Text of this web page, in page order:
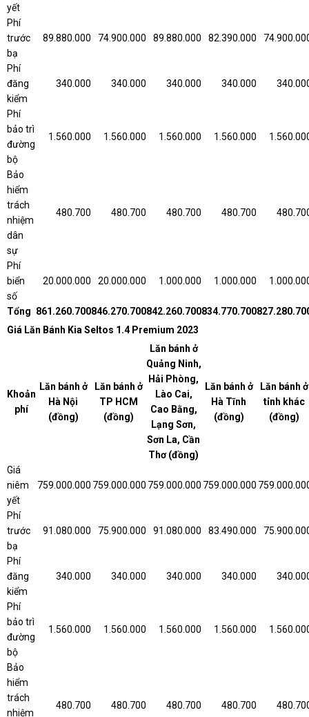
yết
Phí
trước
bạ
89.880.000 74.900.000 89.880.000 82.390.000
Phí
đăng
kiểm
340.000 340.000 340.000 340.000
Phí
bảo trì
đường
bộ
1.560.000 1.560.000 1.560.000 1.560.000
Bảo
hiểm
trách
nhiệm
dân
sự
480.700 480.700 480.700 480.700
Phí
biển
số
20.000.000 20.000.000 1.000.000 1.000.000
Tổng 861.260.700846.270.700842.260.700834.770.700
Giá Lăn Bánh Kia Seltos 1.4 Premium 2023
Khoản
phí
Lăn bánh ở
Hà Nội
(đồng)
Lăn bánh ở
TP HCM
(đồng)
Lăn bánh ở
Quảng Ninh,
Hải Phòng,
Lào Cai,
Cao Bằng,
Lạng Sơn,
Sơn La, Cần
Thơ (đồng)
Lăn bánh ở
Hà Tĩnh
(đồng)
Lăn bánh ở
tỉnh khác
(đồng)
Giá
niêm
yết
759.000.000 759.000.000 759.000.000 759.000.000
Phí
trước
bạ
91.080.000 75.900.000 91.080.000 83.490.000
Phí
đăng
kiểm
340.000 340.000 340.000 340.000
Phí
bảo trì
đường
bộ
1.560.000 1.560.000 1.560.000 1.560.000
Bảo
hiểm
trách
nhiệm
480.700 480.700 480.700 480.700